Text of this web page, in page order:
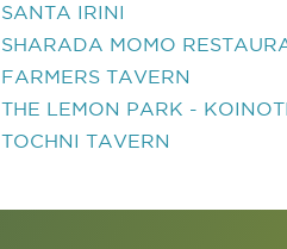
SANTA IRINI
SHARADA MOMO
FARMERS TAVERN
THE LEMON PARK -
TOCHNI TAVERN